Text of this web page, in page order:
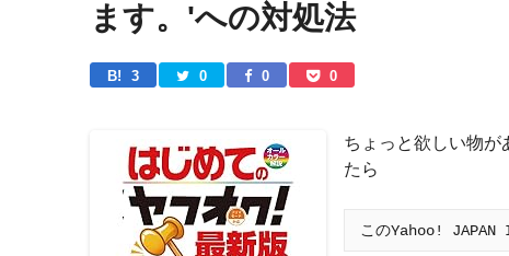
ます。'への対処法
B! 3 0 0 0
ちょっと欲しい物が
たら